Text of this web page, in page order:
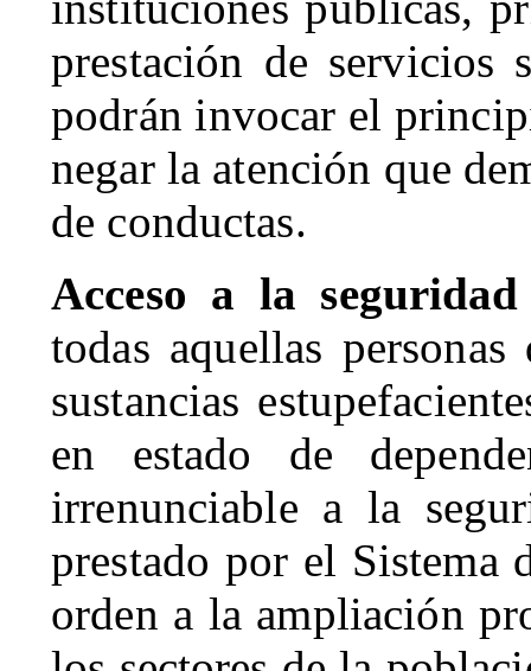
prestación de servicios
podrán invocar el
negar la atención que
de conductas.
Acceso a la
todas aquellas
sustancias
en estado de
irrenunciable a la
prestado por el Sistema
orden a la ampliación